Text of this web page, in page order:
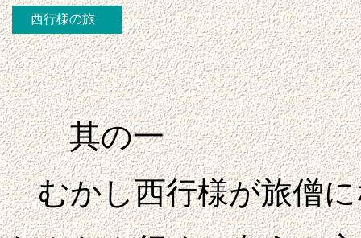
西行様の旅
其の一
むかし西行様が旅僧に